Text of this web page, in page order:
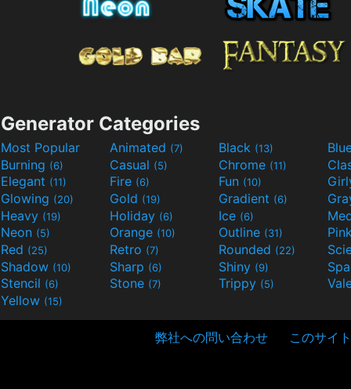
Generator Categories
Most Popular Animated (7) Black (13)
Burning (6) Casual (5) Chrome (11)
Elegant (11) Fire (6) Fun (10)
Glowing (20) Gold (19) Gradient (6)
Heavy (19) Holiday (6) Ice (6)
Neon (5) Orange (10) Outline (31)
Red (25) Retro (7) Rounded (22)
Shadow (10) Sharp (6) Shiny (9)
Stencil (6) Stone (7) Trippy (5)
Yellow (15)
弊社への問い合わせ このサイ